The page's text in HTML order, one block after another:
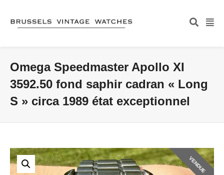
Omega Speedmaster Apollo XI
3592.50 fond saphir cadran « Long
S » circa 1989 état exceptionnel
VENDUE